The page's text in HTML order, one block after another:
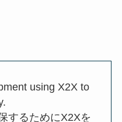
using X2X to
するためにX2Xを